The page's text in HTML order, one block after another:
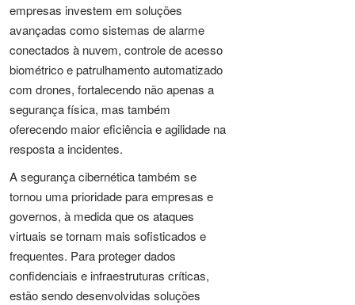
empresas investem em soluções
avançadas como sistemas de alarme
conectados à nuvem, controle de acesso
biométrico e patrulhamento automatizado
com drones, fortalecendo não apenas a
segurança física, mas também
oferecendo maior eficiência e agilidade na
resposta a incidentes.
A segurança cibernética também se
tornou uma prioridade para empresas e
governos, à medida que os ataques
virtuais se tornam mais sofisticados e
frequentes. Para proteger dados
confidenciais e infraestruturas críticas,
estão sendo desenvolvidas soluções